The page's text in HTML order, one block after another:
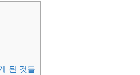
된 것들